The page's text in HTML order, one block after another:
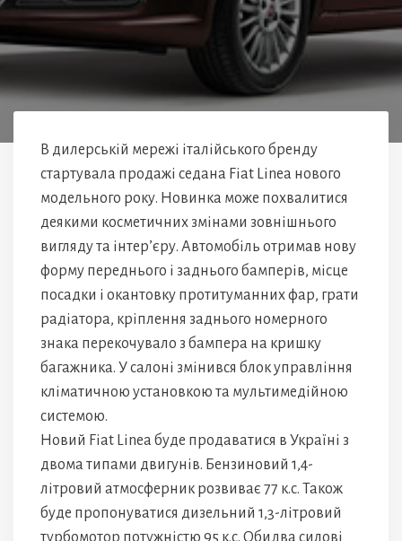
В дилерській мережі італійського бренду
стартувала продажі седана Fiat Linea нового
модельного року. Новинка може похвалитися
деякими косметичних змінами зовнішнього
вигляду та інтер’єру. Автомобіль отримав нову
форму переднього і заднього бамперів, місце
посадки і окантовку протитуманних фар, грати
радіатора, кріплення заднього номерного
знака перекочувало з бампера на кришку
багажника. У салоні змінився блок управління
кліматичною установкою та мультимедійною
системою.
Новий Fiat Linea буде продаватися в Україні з
двома типами двигунів. Бензиновий 1,4-
літровий атмосферник розвиває 77 к.с. Також
буде пропонуватися дизельний 1,3-літровий
турбомотор потужністю 95 к.с. Обидва силові